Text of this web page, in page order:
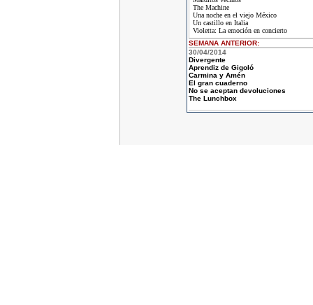
The Machine
Una noche en el viejo México
Un castillo en Italia
Violetta: La emoción en concierto
SEMANA ANTERIOR:
30/04/2014
Divergente
Aprendiz de Gigoló
Carmina y Amén
El gran cuaderno
No se aceptan devoluciones
The Lunchbox